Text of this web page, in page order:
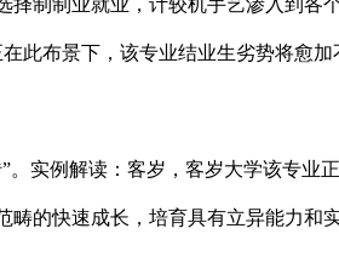
制制业就业，计较机手艺渗入到各
此布景下，该专业结业生劣势将愈
实例解读：客岁，客岁大学该专业
的快速成长，培育具有立异能力和